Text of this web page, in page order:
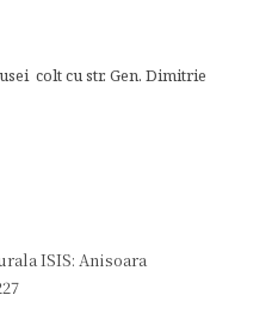
colt cu str. Gen. Dimitrie
ISIS: Anisoara